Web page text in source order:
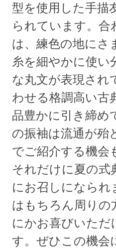
型を使用した手描
られています。合
は、練色の地にさ
糸を細やかに使い
な丸文が表現され
わせる格調高い古
品豊かに引き締め
の振袖は流通が殆
でご紹介する機会
それだけに夏の式
にお召しになられ
はもちろん周りの
にかお喜びいただ
す。ぜひこの機会